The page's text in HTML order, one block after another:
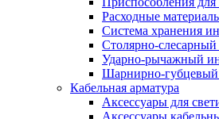
Расходные
Система хранения
Столярно-
Ударно-рычажный
Шарнирно-губцевый
Кабельная арматура
Аксессуары для
Аксессуары